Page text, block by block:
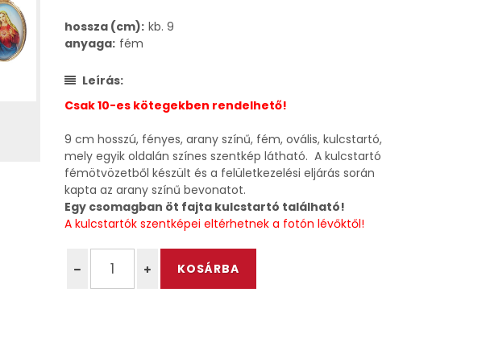
hossza (cm): kb. 9
anyaga: fém
Leírás:
Csak 10-es kötegekben rendelhető!
9 cm hosszú, fényes, arany színű, fém, ovális, kulcstartó,
mely egyik oldalán színes szentkép látható. A kulcstartó
fémötvözetből készült és a felületkezelési eljárás során
kapta az arany színű bevonatot.
Egy csomagban öt fajta kulcstartó található!
A kulcstartók szentképei eltérhetnek a fotón lévőktől!